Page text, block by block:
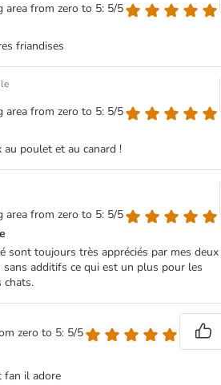
area from zero to 5: 5/5
friandises
area from zero to 5: 5/5
au poulet et au canard !
area from zero to 5: 5/5
sont toujours très appréciés par mes deux
sans additifs ce qui est un plus pour les
chats.
zero to 5: 5/5
fan il adore